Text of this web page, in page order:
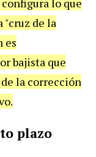
lo que
"cruz de la
es
bajista que
la corrección
plazo